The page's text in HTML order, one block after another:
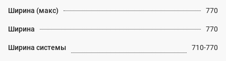
Ширина (макс) 770
Ширина 770
Ширина системы 710-770